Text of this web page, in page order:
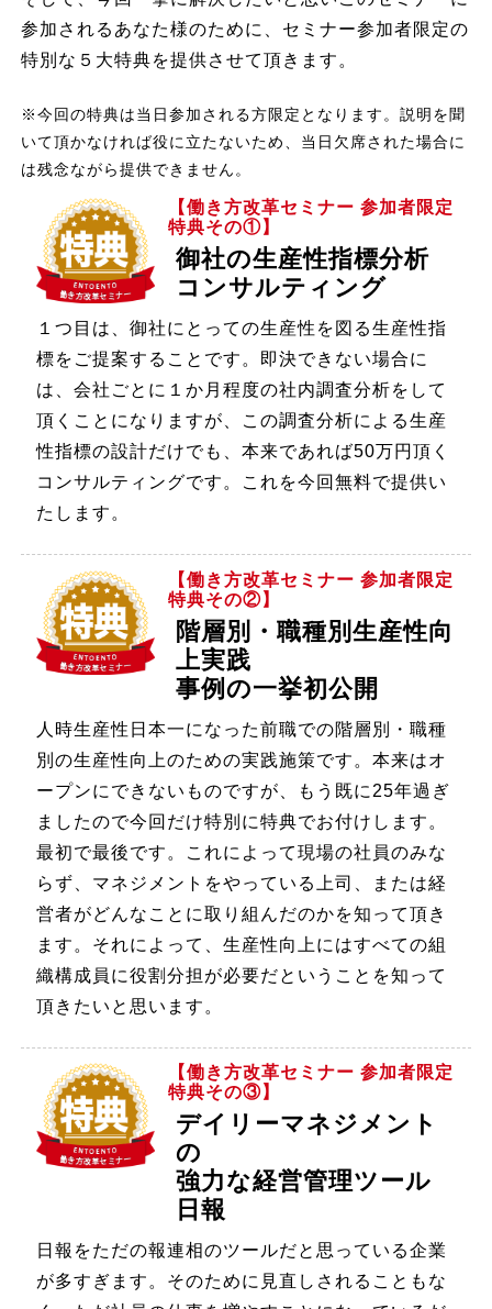
参加されるあなた様のために、セミナー参加者限定の
特別な５大特典を提供させて頂きます。
※今回の特典は当日参加される方限定となります。説明を聞
いて頂かなければ役に立たないため、当日欠席された場合に
は残念ながら提供できません。
【働き方改革セミナー 参加者限定
特典その①】
御社の生産性指標分析
コンサルティング
１つ目は、御社にとっての生産性を図る生産性指
標をご提案することです。即決できない場合に
は、会社ごとに１か月程度の社内調査分析をして
頂くことになりますが、この調査分析による生産
性指標の設計だけでも、本来であれば50万円頂く
コンサルティングです。これを今回無料で提供い
たします。
【働き方改革セミナー 参加者限定
特典その②】
階層別・職種別生産性向
上実践
事例の一挙初公開
人時生産性日本一になった前職での階層別・職種
別の生産性向上のための実践施策です。本来はオ
ープンにできないものですが、もう既に25年過ぎ
ましたので今回だけ特別に特典でお付けします。
最初で最後です。これによって現場の社員のみな
らず、マネジメントをやっている上司、または経
営者がどんなことに取り組んだのかを知って頂き
ます。それによって、生産性向上にはすべての組
織構成員に役割分担が必要だということを知って
頂きたいと思います。
【働き方改革セミナー 参加者限定
特典その③】
デイリーマネジメント
の
強力な経営管理ツール
日報
日報をただの報連相のツールだと思っている企業
が多すぎます。そのために見直しされることもな